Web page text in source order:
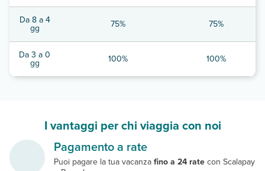
Da 8 a 4
gg 75% 75%
Da 3 a 0
gg 100% 100%
I vantaggi per chi viaggia con noi
Pagamento a rate
Puoi pagare la tua vacanzafino a 24 ratecon Scalapay